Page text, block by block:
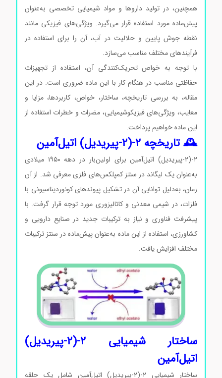
همچنین، در تولید داروها و مواد شیمیایی تخصصی به‌عنوان
پیش‌ماده مورد استفاده قرار می‌گیرد. ویژگی‌های فیزیکی مانند
نقطه جوش پایین و حلالیت در آب، آن را برای استفاده در
فرآیندهای مختلف مناسب می‌سازد.
با توجه به خواص تحریک‌کنندگی آن، استفاده از تجهیزات
حفاظتی مناسب در هنگام کار با این ماده ضروری است. در این
مقاله، به بررسی تاریخچه، ساختار، خواص، کاربردها، مزایا و
معایب، ویژگی‌های فیزیکوشیمیایی، مضرات و خطرات استفاده از
این ماده خواهیم پرداخت.
🕰️ تاریخچه ۲-(۲-پیریدیل) اتیل‌آمین
۲-(۲-پیریدیل) اتیل‌آمین برای اولین‌بار در دهه ۱۹۵۰ میلادی
به‌عنوان یک لیگاند در سنتز کمپلکس‌های فلزی معرفی شد. از آن
زمان، به‌دلیل توانایی آن در تشکیل پیوندهای کوئوردیناسیونی با
فلزات، در شیمی معدنی و کاتالیزوری مورد توجه قرار گرفت. با
پیشرفت فناوری و نیاز به ترکیبات جدید در صنایع دارویی و
کشاورزی، استفاده از این ماده به‌عنوان پیش‌ماده در سنتز ترکیبات
مختلف افزایش یافت.
ساختار شیمیایی ۲-(۲-پیریدیل)
اتیل‌آمین
ساختار شیمیایی ۲-(۲-پیریدیل) اتیل‌آمین شامل یک حلقه